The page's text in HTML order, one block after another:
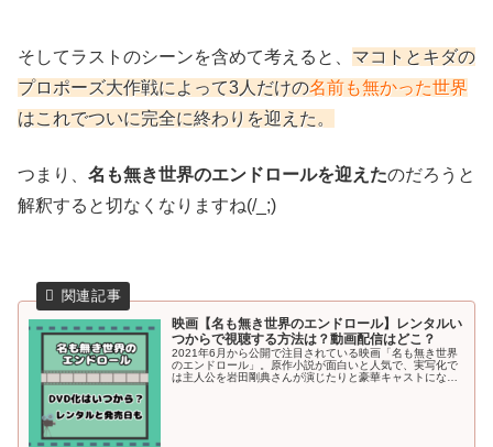
そしてラストのシーンを含めて考えると、 マコトとキダの
プロポーズ大作戦によって3人だけの名前も無かった世界
はこれでついに完全に終わりを迎えた。
つまり、 名も無き世界のエンドロールを迎えたのだろうと
解釈すると切なくなりますね(/_;)
映画【名も無き世界のエンドロール】レンタルい
つからで視聴する方法は？動画配信はどこ？
2021年6月から公開で注目されている映画「名も無き世界
のエンドロール」。原作小説が面白いと人気で、実写化で
は主人公を岩田剛典さんが演じたりと豪華キャストになっ